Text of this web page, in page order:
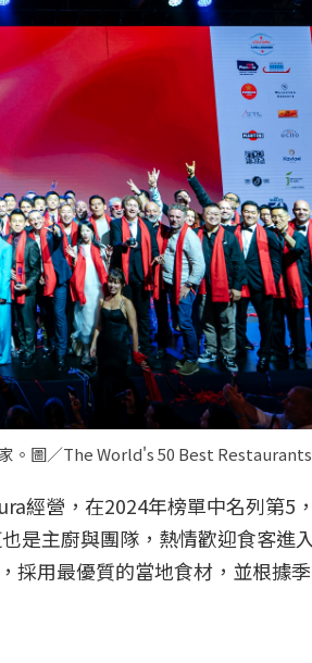
。圖／The World's 50 Best
經營，在2024年榜單中名列第5
是主廚與團隊，熱情歡迎食客進
採用最優質的當地食材，並根據